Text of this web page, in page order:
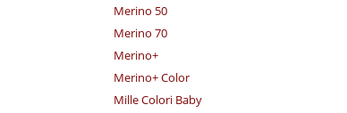
Merino 50
Merino 70
Merino+
Merino+ Color
Mille Colori Baby